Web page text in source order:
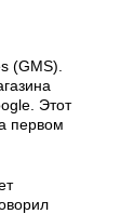
(GMS).
Этот
первом